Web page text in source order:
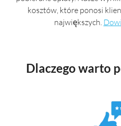
kosztów, które ponosi
największych.
Dlaczego warto